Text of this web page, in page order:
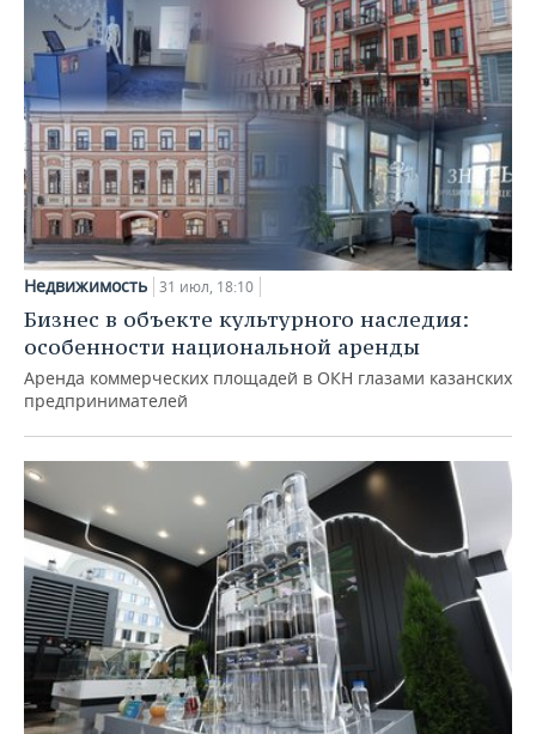
Недвижимость 31 июл, 18:10
Бизнес в объекте культурного наследия:
особенности национальной аренды
Аренда коммерческих площадей в ОКН глазами казанских
предпринимателей